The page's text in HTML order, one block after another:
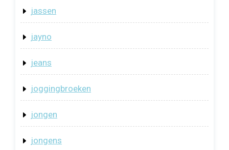
jassen
jayno
jeans
joggingbroeken
jongen
jongens